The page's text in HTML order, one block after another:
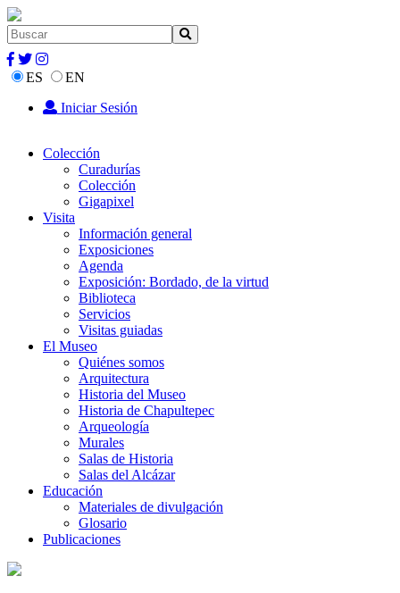
ES
EN
Iniciar Sesión
Colección
Curadurías
Colección
Gigapixel
Visita
Información general
Exposiciones
Agenda
Exposición: Bordado, de la virtud
Biblioteca
Servicios
Visitas guiadas
El Museo
Quiénes somos
Arquitectura
Historia del Museo
Historia de Chapultepec
Arqueología
Murales
Salas de Historia
Salas del Alcázar
Educación
Materiales de divulgación
Glosario
Publicaciones